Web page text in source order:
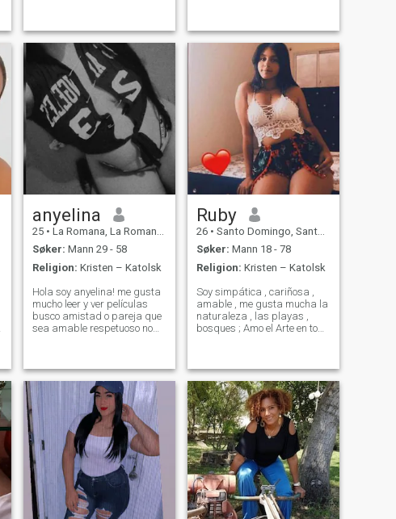
que pido soy muy fiel soy
amante de la familia y los
amigos pues son e
sincera. me gusta viajar
conocer otras culturas. me
encanta disfrutar al max
anyelina
25 • La Romana, La Romana, Den Dominikanske Rep.
Søker: Mann 29 - 58
Religion: Kristen – Katolsk
Hola soy anyelina! me gusta
mucho leer y ver películas
busco amistad o pareja que
sea amable respetuoso no
que es muy valioso tengo 23
años y tengo muy claro lo que
Ruby
26 • Santo Domingo, Santo Domingo, Den Dominikanske Rep.
Søker: Mann 18 - 78
Religion: Kristen – Katolsk
Soy simpática , cariñosa ,
amable , me gusta mucha la
naturaleza , las playas ,
bosques ; Amo el Arte en todo
mi luz y la cual amo y cuido
sobre todas las cosas .